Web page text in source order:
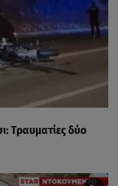
Τραυματίες δύο